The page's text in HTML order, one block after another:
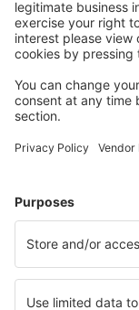
Planifica tu viaje
Vuelos baratos
Escapadas
Vuelo+Hotel
Hoteles
Traslados
Atracciones